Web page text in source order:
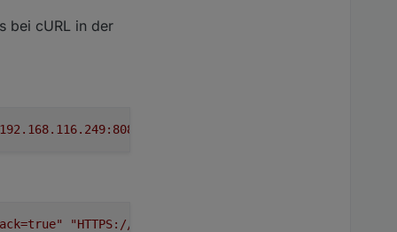
bei cURL in der
setBulk?user=meinuser&pass=1234"
"HTTPS://192.168.116.249:8087/setBulk"